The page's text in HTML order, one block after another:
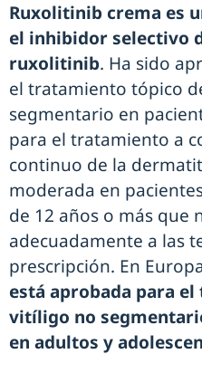
Ruxolitinib crema es
el inhibidor selectivo
ruxolitinib. Ha sido
el tratamiento tópico
segmentario en
para el tratamiento a
continuo de la
moderada en
de 12 años o más que
adecuadamente a las
prescripción. En
está aprobada para
vitíligo no
en adultos y